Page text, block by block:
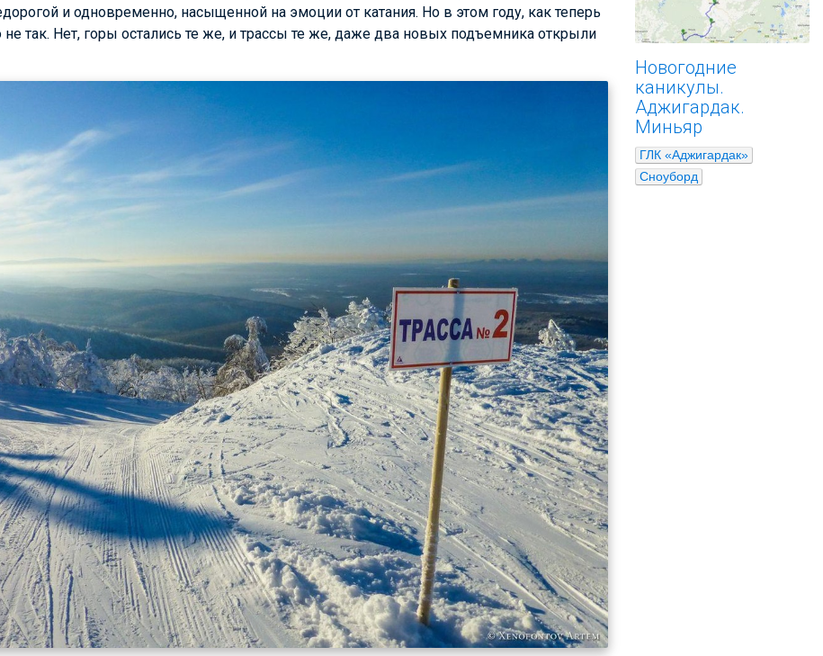
и одновременно, насыщенной на эмоции от катания. Но в этом году, как теперь
не так. Нет, горы остались те же, и трассы те же, даже два новых подъемника открыли
Новогодние
каникулы.
Аджигардак.
Миньяр
ГЛК «Аджигардак»
Сноуборд